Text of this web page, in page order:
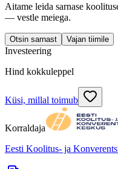
Aitame leida sarnase
— vestle meiega.
Otsin sarnast Vajan tiimile
Investeering
Hind kokkuleppel
Küsi, millal toimub
Korraldaja
Eesti Koolitus- ja